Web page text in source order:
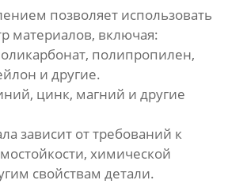
позволяет использовать
материалов, включая:
полипропилен,
и другие.
цинк, магний и другие
зависит от требований к
химической
свойствам детали.